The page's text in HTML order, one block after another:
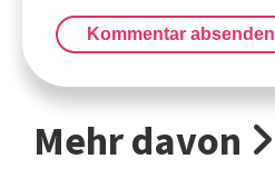
Kommentar absenden
Mehr davon